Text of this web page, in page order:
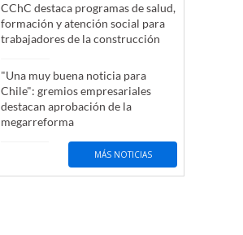
CChC destaca programas de salud,
formación y atención social para
trabajadores de la construcción
"Una muy buena noticia para
Chile": gremios empresariales
destacan aprobación de la
megarreforma
MÁS NOTICIAS